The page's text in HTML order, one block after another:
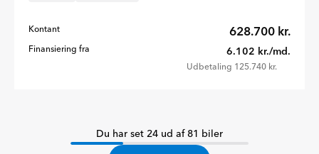
Kontant 628.700 kr.
Finansiering fra 6.102 kr./md.
Udbetaling 125.740 kr.
Du har set 24 ud af 81 biler